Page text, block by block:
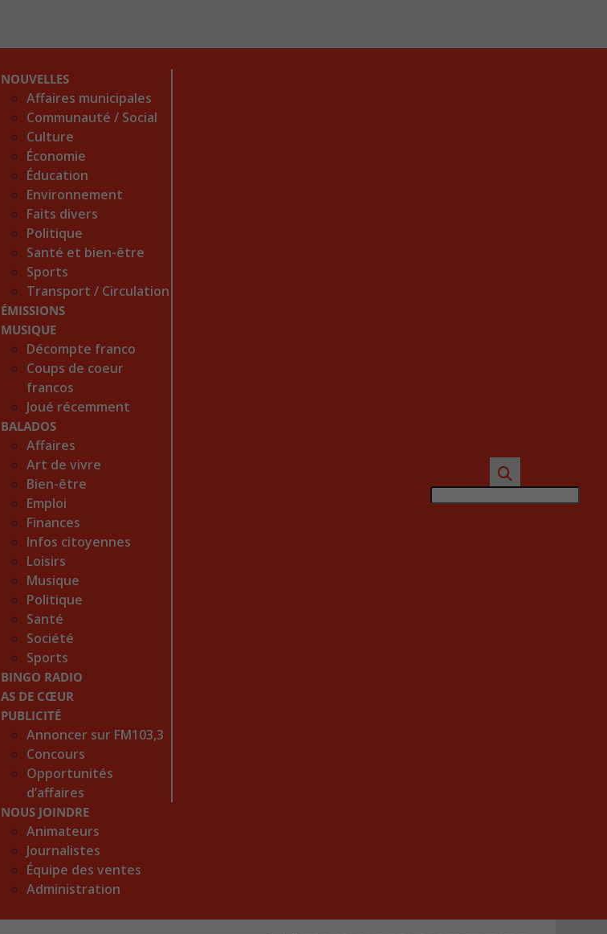
NOUVELLES
Affaires municipales
Communauté / Social
Culture
Économie
Éducation
Environnement
Faits divers
Politique
Santé et bien-être
Sports
Transport / Circulation
ÉMISSIONS
MUSIQUE
Décompte franco
Coups de coeur
francos
Joué récemment
BALADOS
Affaires
Art de vivre
Bien-être
Emploi
Finances
Infos citoyennes
Loisirs
Musique
Politique
Santé
Société
Sports
BINGO RADIO
AS DE CŒUR
PUBLICITÉ
Annoncer sur FM103,3
Concours
Opportunités
d’affaires
NOUS JOINDRE
Animateurs
Journalistes
Équipe des ventes
Administration